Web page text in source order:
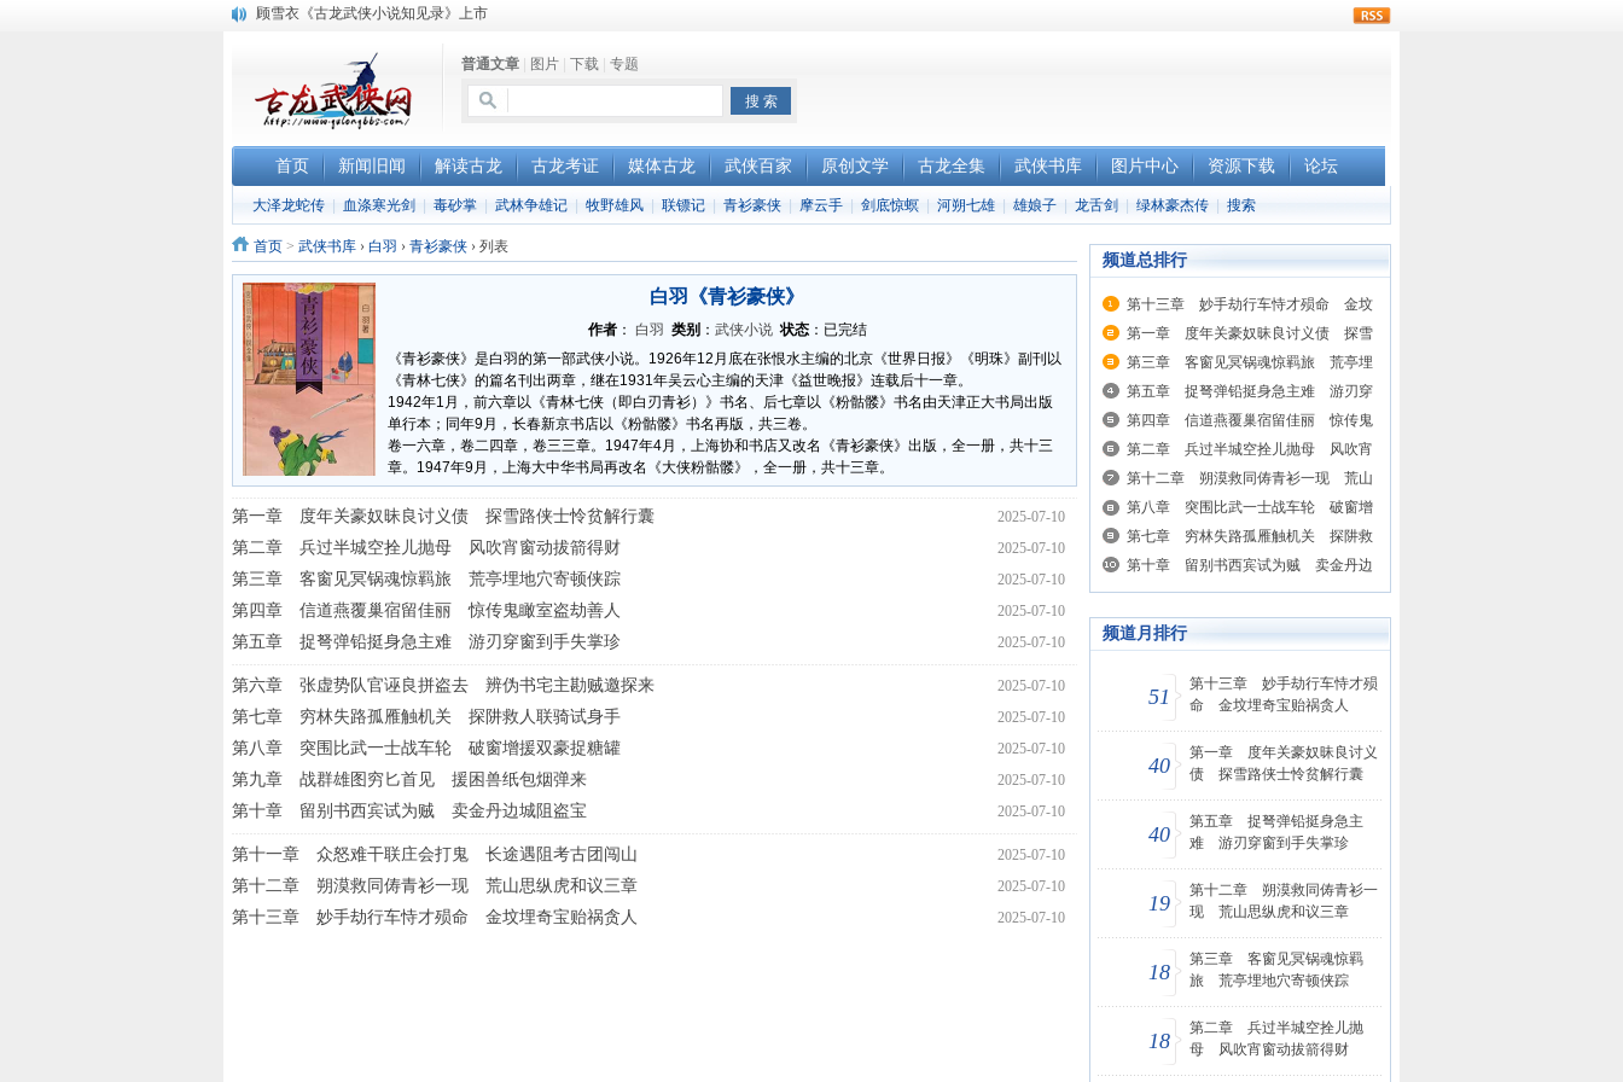
顾雪衣《古龙武侠小说知见录》上市
《古龙小说原貌探究》修订版已上市普通文章 图片 下载 专题
首页 新闻旧闻 解读古龙 古龙考证 媒体古龙 武侠百家 原创文学 古龙全集 武侠书库 图片中心 资源下载 论坛
大泽龙蛇传 血涤寒光剑 毒砂掌 武林争雄记 牧野雄风 联镖记 青衫豪侠 摩云手 剑底惊螟 河朔七雄 雄娘子 龙舌剑 绿林豪杰传 搜索
首页 > 武侠书库 › 白羽 › 青衫豪侠 › 列表
白羽《青衫豪侠》
作者： 白羽 类别 ： 武侠小说 状态：已完结
《青衫豪侠》是白羽的第一部武侠小说。1926年12月底在张恨水主编的北京《世界日报》《明珠》副刊以
《青林七侠》的篇名刊出两章，继在1931年吴云心主编的天津《益世晚报》连载后十一章。
1942年1月，前六章以《青林七侠（即白刃青衫）》书名、后七章以《粉骷髅》书名由天津正大书局出版
单行本；同年9月，长春新京书店以《粉骷髅》书名再版，共三卷。
卷一六章，卷二四章，卷三三章。1947年4月，上海协和书店又改名《青衫豪侠》出版，全一册，共十三
章。1947年9月，上海大中华书局再改名《大侠粉骷髅》，全一册，共十三章。
2025-07-10
第一章 度年关豪奴昧良讨义债 探雪路侠士怜贫解行囊
2025-07-10
第二章 兵过半城空拴儿抛母 风吹宵窗动拔箭得财
2025-07-10
第三章 客窗见冥锅魂惊羁旅 荒亭埋地穴寄顿侠踪
2025-07-10
第四章 信道燕覆巢宿留佳丽 惊传鬼瞰室盗劫善人
2025-07-10
第五章 捉弩弹铅挺身急主难 游刃穿窗到手失掌珍
2025-07-10
第六章 张虚势队官诬良拼盗去 辨伪书宅主勘贼邀探来
2025-07-10
第七章 穷林失路孤雁触机关 探阱救人联骑试身手
2025-07-10
第八章 突围比武一士战车轮 破窗增援双豪捉糖罐
2025-07-10
第九章 战群雄图穷匕首见 援困兽纸包烟弹来
2025-07-10
第十章 留别书西宾试为贼 卖金丹边城阻盗宝
2025-07-10
第十一章 众怒难干联庄会打鬼 长途遇阻考古团闯山
2025-07-10
第十二章 朔漠救同俦青衫一现 荒山思纵虎和议三章
2025-07-10
第十三章 妙手劫行车恃才殒命 金坟埋奇宝贻祸贪人
频道总排行
第十三章 妙手劫行车恃才殒命 金坟
埋奇宝贻祸贪人
第一章 度年关豪奴昧良讨义债 探雪
路侠士怜贫解行囊
第三章 客窗见冥锅魂惊羁旅 荒亭埋
地穴寄顿侠踪
第五章 捉弩弹铅挺身急主难 游刃穿
窗到手失掌珍
第四章 信道燕覆巢宿留佳丽 惊传鬼
瞰室盗劫善人
第二章 兵过半城空拴儿抛母 风吹宵
窗动拔箭得财
第十二章 朔漠救同俦青衫一现 荒山
思纵虎和议三章
第八章 突围比武一士战车轮 破窗增
援双豪捉糖罐
第七章 穷林失路孤雁触机关 探阱救
人联骑试身手
第十章 留别书西宾试为贼 卖金丹边
城阻盗宝
频道月排行
51
第十三章 妙手劫行车恃才殒
命 金坟埋奇宝贻祸贪人
40
第一章 度年关豪奴昧良讨义
债 探雪路侠士怜贫解行囊
40
第五章 捉弩弹铅挺身急主
难 游刃穿窗到手失掌珍
19
第十二章 朔漠救同俦青衫一
现 荒山思纵虎和议三章
18
第三章 客窗见冥锅魂惊羁
旅 荒亭埋地穴寄顿侠踪
18
第二章 兵过半城空拴儿抛
母 风吹宵窗动拔箭得财